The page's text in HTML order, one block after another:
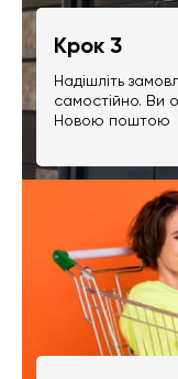
Крок 3
Надішліть
самостійно. Ви
Новою поштою